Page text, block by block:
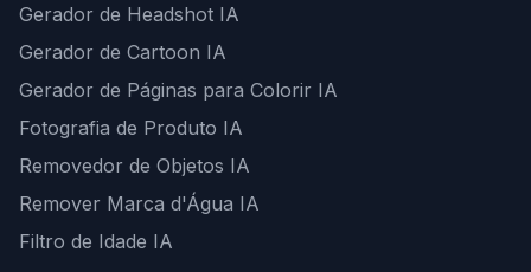
Gerador de Headshot IA
Gerador de Cartoon IA
Gerador de Páginas para Colorir IA
Fotografia de Produto IA
Removedor de Objetos IA
Remover Marca d'Água IA
Filtro de Idade IA